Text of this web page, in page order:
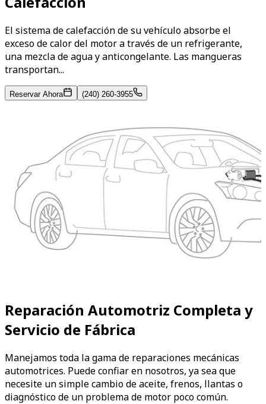
El sistema de calefacción de su vehículo absorbe el
exceso de calor del motor a través de un refrigerante,
una mezcla de agua y anticongelante. Las mangueras
transportan...
Reservar Ahora (240) 260-3955
Reparación Automotriz Completa y
Servicio de Fábrica
Manejamos toda la gama de reparaciones mecánicas
automotrices. Puede confiar en nosotros, ya sea que
necesite un simple cambio de aceite, frenos, llantas o
diagnóstico de un problema de motor poco común.